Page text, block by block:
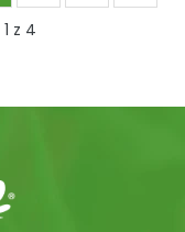
1 z 4